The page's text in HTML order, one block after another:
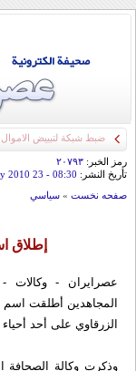
ضبط شبكة لتبييض
رمز الخبر: ۲۰۷۹۳
تأريخ النشر: 08:30
- 23 February 2010
صفحه نخست » سياسي
إطلاق
عصرایران -
المجاهدين أطلقت اسم
الزرقاوي على أحد أحياء مدينة بيداوا (250
وذكرت وكالة الصحافة